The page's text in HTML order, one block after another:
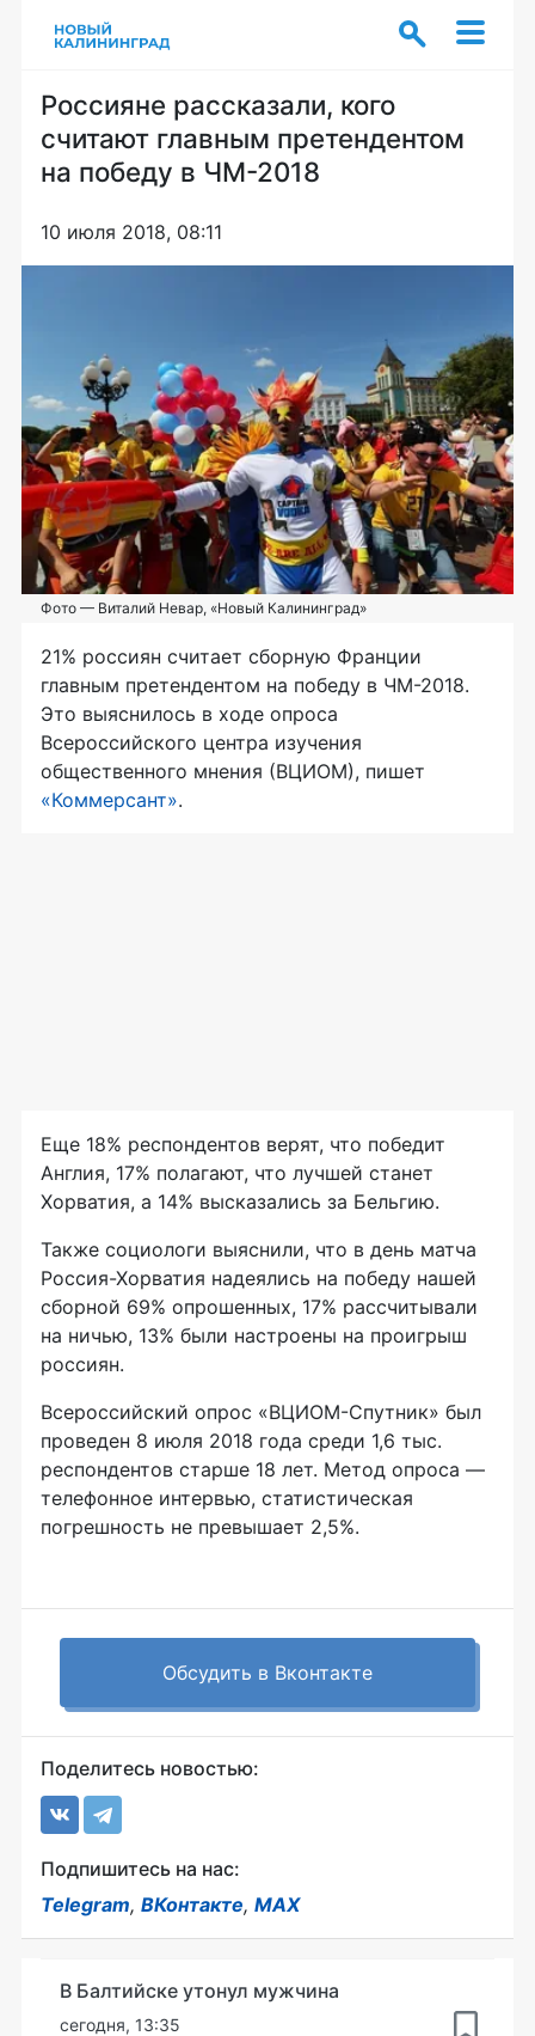
Россияне рассказали, кого
считают главным претендентом
на победу в ЧМ-2018
10 июля 2018, 08:11
Фото — Виталий Невар, «Новый Калининград»
21% россиян считает сборную Франции
главным претендентом на победу в ЧМ-2018.
Это выяснилось в ходе опроса
Всероссийского центра изучения
общественного мнения (ВЦИОМ), пишет
«Коммерсант».
Еще 18% респондентов верят, что победит
Англия, 17% полагают, что лучшей станет
Хорватия, а 14% высказались за Бельгию.
Также социологи выяснили, что в день матча
Россия-Хорватия надеялись на победу нашей
сборной 69% опрошенных, 17% рассчитывали
на ничью, 13% были настроены на проигрыш
россиян.
Всероссийский опрос «ВЦИОМ-Спутник» был
проведен 8 июля 2018 года среди 1,6 тыс.
респондентов старше 18 лет. Метод опроса —
телефонное интервью, статистическая
погрешность не превышает 2,5%.
Обсудить в Вконтакте
Поделитесь новостью:
Подпишитесь на нас:
Telegram, ВКонтакте, MAX
В Балтийске утонул мужчина
сегодня, 13:35